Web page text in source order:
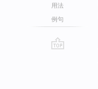
用法
例句